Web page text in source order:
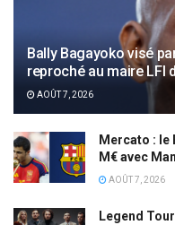
Bally Bagayoko visé
reproché au maire LFI
AOÛT 7, 2026
Mercato : le
M€ avec
AOÛT 7, 2026
Legend